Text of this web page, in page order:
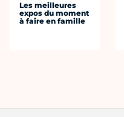
Les meilleures
expos du moment
à faire en famille